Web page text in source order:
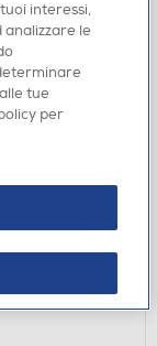
Neon
interessi,
le
tue
per